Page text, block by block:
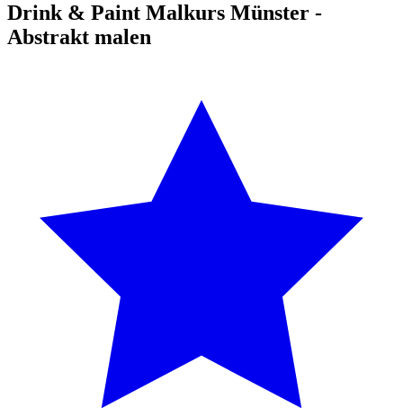
Drink & Paint Malkurs Münster -
Abstrakt malen